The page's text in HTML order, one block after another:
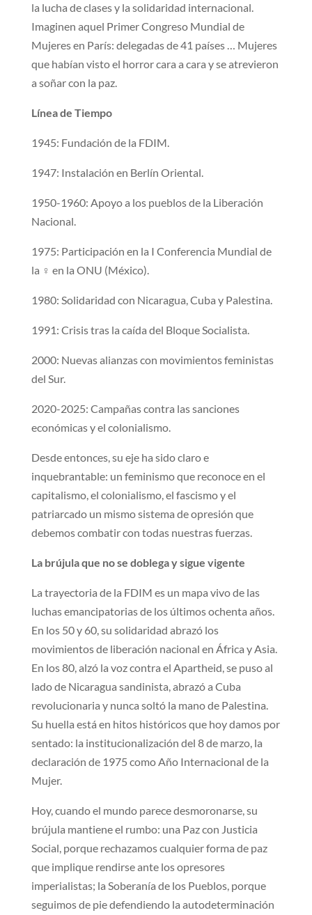
la lucha de clases y la solidaridad internacional.
Imaginen aquel Primer Congreso Mundial de
Mujeres en París: delegadas de 41 países … Mujeres
que habían visto el horror cara a cara y se atrevieron
a soñar con la paz.
Línea de Tiempo
1945: Fundación de la FDIM.
1947: Instalación en Berlín Oriental.
1950-1960: Apoyo a los pueblos de la Liberación
Nacional.
1975: Participación en la I Conferencia Mundial de
la ♀ en la ONU (México).
1980: Solidaridad con Nicaragua, Cuba y Palestina.
1991: Crisis tras la caída del Bloque Socialista.
2000: Nuevas alianzas con movimientos feministas
del Sur.
2020-2025: Campañas contra las sanciones
económicas y el colonialismo.
Desde entonces, su eje ha sido claro e
inquebrantable: un feminismo que reconoce en el
capitalismo, el colonialismo, el fascismo y el
patriarcado un mismo sistema de opresión que
debemos combatir con todas nuestras fuerzas.
La brújula que no se doblega y sigue vigente
La trayectoria de la FDIM es un mapa vivo de las
luchas emancipatorias de los últimos ochenta años.
En los 50 y 60, su solidaridad abrazó los
movimientos de liberación nacional en África y Asia.
En los 80, alzó la voz contra el Apartheid, se puso al
lado de Nicaragua sandinista, abrazó a Cuba
revolucionaria y nunca soltó la mano de Palestina.
Su huella está en hitos históricos que hoy damos por
sentado: la institucionalización del 8 de marzo, la
declaración de 1975 como Año Internacional de la
Mujer.
Hoy, cuando el mundo parece desmoronarse, su
brújula mantiene el rumbo: una Paz con Justicia
Social, porque rechazamos cualquier forma de paz
que implique rendirse ante los opresores
imperialistas; la Soberanía de los Pueblos, porque
seguimos de pie defendiendo la autodeterminación